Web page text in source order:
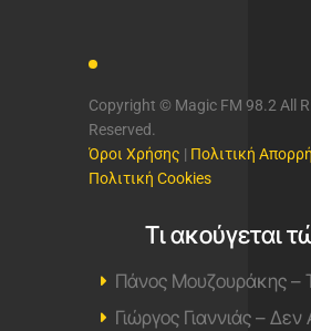
Copyright © Magic FM 98.2 All
Reserved.
Όροι Χρήσης | Πολιτική
Πολιτική Cookies
Τι ακούγεται
Πάνος Μουζουράκης –
Γιώργος Γιαννιάς –